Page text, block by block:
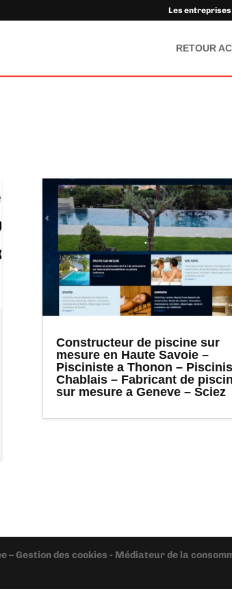
Les entreprises
RETOUR
Constructeur de piscine sur
mesure en Haute Savoie –
Pisciniste a Thonon –
Chablais – Fabricant de
sur mesure a Geneve – Sciez
– Gestion des cookies - Médiateur de la